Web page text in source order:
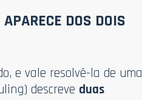
DOS DOIS
e vale resolvê-la de uma
descreve duas